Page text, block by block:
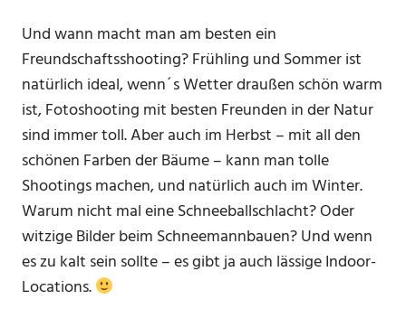
Und wann macht man am besten ein
Freundschaftsshooting? Frühling und Sommer ist
natürlich ideal, wenn´s Wetter draußen schön warm
ist, Fotoshooting mit besten Freunden in der Natur
sind immer toll. Aber auch im Herbst – mit all den
schönen Farben der Bäume – kann man tolle
Shootings machen, und natürlich auch im Winter.
Warum nicht mal eine Schneeballschlacht? Oder
witzige Bilder beim Schneemannbauen? Und wenn
es zu kalt sein sollte – es gibt ja auch lässige Indoor-
Locations.